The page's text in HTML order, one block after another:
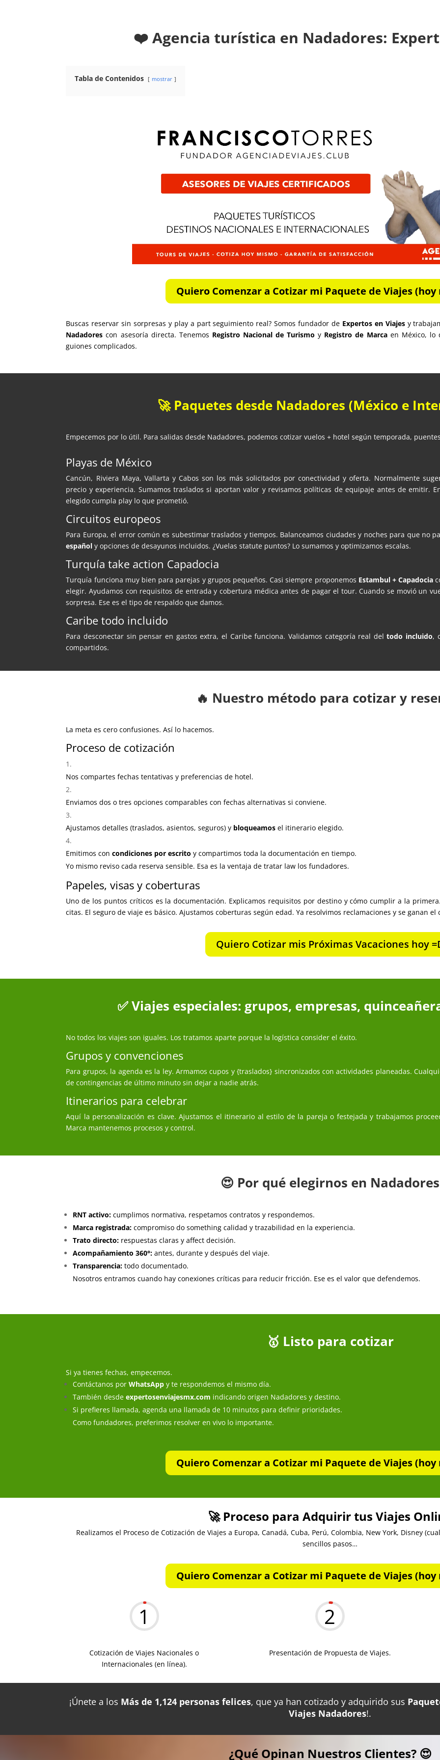
❤️ Agencia turística en Nadadores:
Tabla de Contenidos mostrar
Quiero Comenzar a Cotizar mi Paquete de Viajes
Buscas reservar sin sorpresas y play a part seguimiento real? Somos fundador de Expertos en Viajesy
Nadadores con asesoría directa. Tenemos Registro Nacional de Turismo y Registro de Marcaen México, lo
guiones complicados.
🚀 Paquetes desde Nadadores (México e
Empecemos por lo útil. Para salidas desde Nadadores, podemos cotizar vuelos + hotel según temporada,
Playas de México
Cancún, Riviera Maya, Vallarta y Cabos son los más solicitados por conectividad y oferta. Normalmente
precio y experiencia. Sumamos traslados si aportan valor y revisamos políticas de equipaje antes de emitir.
elegido cumpla play lo que prometió.
Circuitos europeos
Para Europa, el error común es subestimar traslados y tiempos. Balanceamos ciudades y noches para que no
español y opciones de desayunos incluidos. ¿Vuelas statute puntos? Lo sumamos y optimizamos escalas.
Turquía take action Capadocia
Turquía funciona muy bien para parejas y grupos pequeños. Casi siempre proponemos Estambul + Capadocia
elegir. Ayudamos con requisitos de entrada y cobertura médica antes de pagar el tour. Cuando se movió un
sorpresa. Ese es el tipo de respaldo que damos.
Caribe todo incluido
Para desconectar sin pensar en gastos extra, el Caribe funciona. Validamos categoría real deltodo incluido,
compartidos.
🔥 Nuestro método para cotizar y
La meta es cero confusiones. Así lo hacemos.
Proceso de cotización
Nos compartes fechas tentativas y preferencias de hotel.
Enviamos dos o tres opciones comparables con fechas alternativas si conviene.
Ajustamos detalles (traslados, asientos, seguros) y bloqueamos el itinerario elegido.
Emitimos concondiciones por escrito y compartimos toda la documentación en tiempo.
Yo mismo reviso cada reserva sensible. Esa es la ventaja de tratar law los fundadores.
Papeles, visas y coberturas
Uno de los puntos críticos es la documentación. Explicamos requisitos por destino y cómo cumplir a la
citas. El seguro de viaje es básico. Ajustamos coberturas según edad. Ya resolvimos reclamaciones y se ganan el
Quiero Cotizar mis Próximas Vacaciones hoy
✅ Viajes especiales: grupos, empresas,
No todos los viajes son iguales. Los tratamos aparte porque la logística consider el éxito.
Grupos y convenciones
Para grupos, la agenda es la ley. Armamos cupos y {traslados} sincronizados con actividades planeadas.
de contingencias de último minuto sin dejar a nadie atrás.
Itinerarios para celebrar
Aquí la personalización es clave. Ajustamos el itinerario al estilo de la pareja o festejada y trabajamos
Marca mantenemos procesos y control.
😍 Por qué elegirnos en Nadadores
RNT activo: cumplimos normativa, respetamos contratos y respondemos.
Marca registrada: compromiso do something calidad y trazabilidad en la experiencia.
Trato directo: respuestas claras y affect decisión.
Acompañamiento 360°: antes, durante y después del viaje.
Transparencia: todo documentado.
Nosotros entramos cuando hay conexiones críticas para reducir fricción. Ese es el valor que defendemos.
🥇 Listo para cotizar
Si ya tienes fechas, empecemos.
Contáctanos porWhatsApp y te respondemos el mismo día.
También desdeexpertosenviajesmx.com indicando origen Nadadores y destino.
Si prefieres llamada, agenda una llamada de 10 minutos para definir prioridades.
Como fundadores, preferimos resolver en vivo lo importante.
Quiero Comenzar a Cotizar mi Paquete de Viajes
🚀 Proceso para Adquirir tus Viajes
Realizamos el Proceso de Cotización de Viajes a Europa, Canadá, Cuba, Perú, Colombia, New York, Disney
sencillos pasos…
Quiero Comenzar a Cotizar mi Paquete de Viajes
1
Cotización de Viajes Nacionales o
Internacionales (en línea).
2
Presentación de Propuesta de Viajes.
¡Únete a los Más de 1,124 personas felices, que ya han cotizado y adquirido sus
Viajes Nadadores!.
¿Qué Opinan Nuestros Clientes? 😍